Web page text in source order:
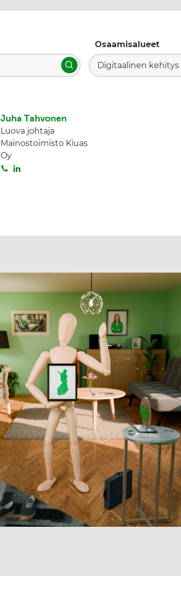
Hae
Osaamisalueet
Digitaalinen kehitys
Juha Tahvonen
Luova johtaja
Mainostoimisto Kiuas
Oy
S